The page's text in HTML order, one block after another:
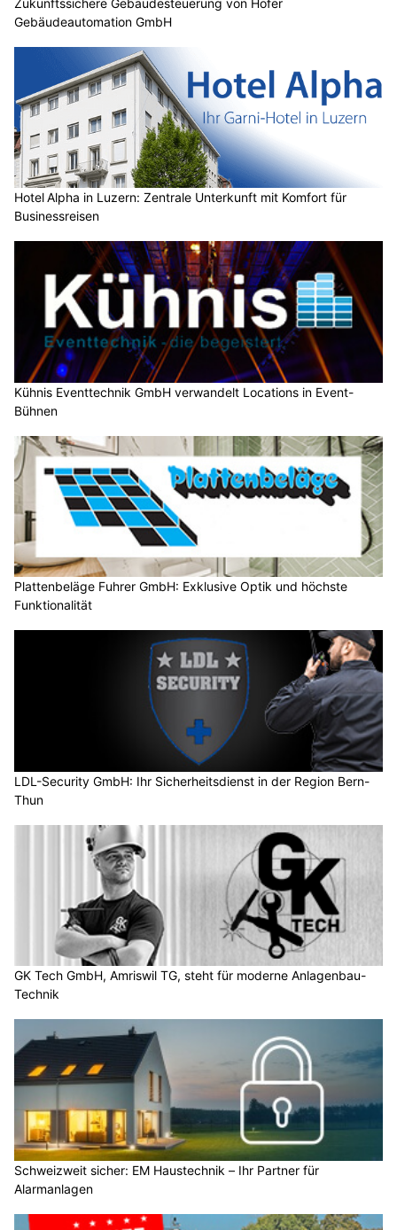
Gebäudeautomation GmbH
Hotel Alpha in Luzern: Zentrale Unterkunft mit Komfort für
Businessreisen
Kühnis Eventtechnik GmbH verwandelt Locations in Event-
Bühnen
Plattenbeläge Fuhrer GmbH: Exklusive Optik und höchste
Funktionalität
LDL-Security GmbH: Ihr Sicherheitsdienst in der Region Bern-
Thun
GK Tech GmbH, Amriswil TG, steht für moderne Anlagenbau-
Technik
Schweizweit sicher: EM Haustechnik – Ihr Partner für
Alarmanlagen